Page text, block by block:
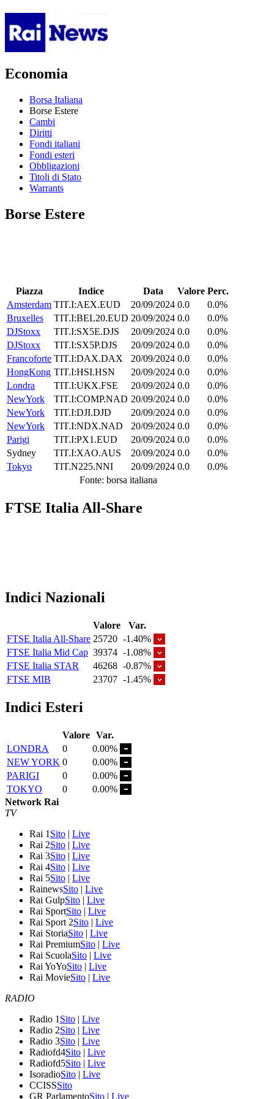
Economia
Borsa Italiana
Borse Estere
Cambi
Diritti
Fondi italiani
Fondi esteri
Obbligazioni
Titoli di Stato
Warrants
Borse Estere
Piazza Indice Data Valore Perc.
Amsterdam TIT.I:AEX.EUD 20/09/2024 0.0
0.0%
Bruxelles
TIT.I:BEL20.EUD 20/09/2024 0.0
0.0%
DJStoxx
TIT.I:SX5E.DJS 20/09/2024 0.0
0.0%
DJStoxx
TIT.I:SX5P.DJS 20/09/2024 0.0
0.0%
Francoforte TIT.I:DAX.DAX 20/09/2024 0.0
0.0%
HongKong TIT.I:HSI.HSN 20/09/2024 0.0
0.0%
Londra
TIT.I:UKX.FSE 20/09/2024 0.0
0.0%
NewYork
TIT.I:COMP.NAD 20/09/2024 0.0
0.0%
NewYork
TIT.I:DJI.DJD 20/09/2024 0.0
0.0%
NewYork
TIT.I:NDX.NAD 20/09/2024 0.0
0.0%
Parigi
TIT.I:PX1.EUD 20/09/2024 0.0
0.0%
Sydney
TIT.I:XAO.AUS 20/09/2024 0.0
0.0%
Tokyo
TIT.N225.NNI 20/09/2024 0.0
0.0%
Fonte: borsa italiana
FTSE Italia All-Share
Indici Nazionali
Valore
Var.
FTSE Italia All-Share 25720 -1.40%
FTSE Italia Mid Cap 39374 -1.08%
FTSE Italia STAR
46268 -0.87%
FTSE MIB
23707 -1.45%
Indici Esteri
Valore Var.
LONDRA
0
0.00%
NEW YORK 0
0.00%
PARIGI
0
0.00%
TOKYO
0
0.00%
Network Rai
TV
Rai 1 Sito | Live
Rai 2Sito | Live
Rai 3Sito | Live
Rai 4Sito | Live
Rai 5Sito | Live
RainewsSito | Live
Rai GulpSito | Live
Rai SportSito | Live
Rai Sport 2Sito | Live
Rai StoriaSito | Live
Rai PremiumSito | Live
Rai ScuolaSito | Live
Rai YoYoSito | Live
Rai MovieSito | Live
RADIO
Radio 1 Sito | Live
Radio 2Sito | Live
Radio 3Sito | Live
Radiofd4Sito | Live
Radiofd5Sito | Live
IsoradioSito | Live
CCISSSito
GR ParlamentoSito | Live